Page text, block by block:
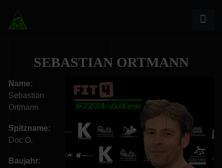
SEBASTIAN ORTMANN
Name:
Sebastian
Ortmann
Spitzname:
Doc O.
Baujahr: